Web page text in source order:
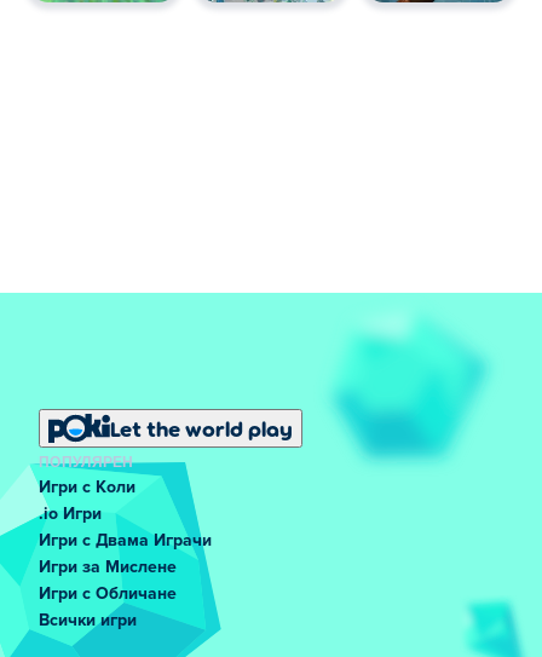
Let the world play
ПОПУЛЯРЕН
Игри с Коли
.io Игри
Игри с Двама Играчи
Игри за Мислене
Игри с Обличане
Всички игри